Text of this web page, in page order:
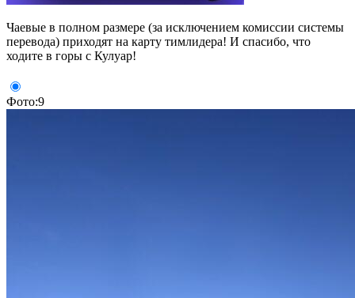
Чаевые в полном размере (за исключением комиссии системы
перевода) приходят на карту тимлидера! И спасибо, что
ходите в горы с Кулуар!
Фото:9